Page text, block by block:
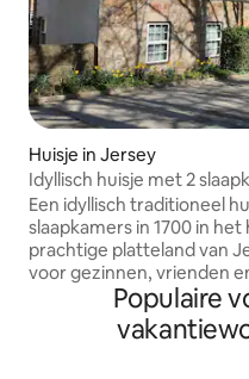
Huisje in Jersey
Idyllisch huisje met 2
gezinnen en wandelaars
Een idyllisch traditioneel
slaapkamers in 1700 in
prachtige platteland van Jersey.
voor gezinnen, vrienden
Strand, pubs, cafés en
binnen loopafstand.
inclusief gratis
Populaire